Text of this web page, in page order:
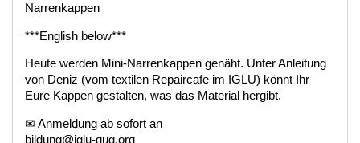
Narrenkappen
***English below***
Heute werden Mini-Narrenkappen genäht. Unter Anleitung
von Deniz (vom textilen Repaircafe im IGLU) könnt Ihr
Eure Kappen gestalten, was das Material hergibt.
✉ Anmeldung ab sofort an
bildung@iglu-gug.org